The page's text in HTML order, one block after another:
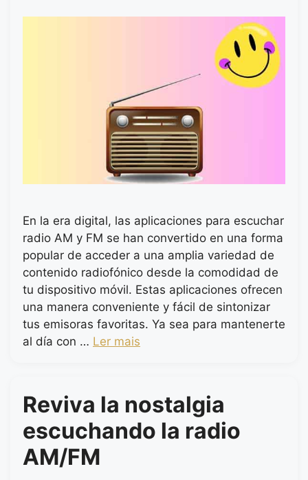
En la era digital, las aplicaciones para escuchar
radio AM y FM se han convertido en una forma
popular de acceder a una amplia variedad de
contenido radiofónico desde la comodidad de
tu dispositivo móvil. Estas aplicaciones ofrecen
una manera conveniente y fácil de sintonizar
tus emisoras favoritas. Ya sea para mantenerte
al día con … Ler mais
Reviva la nostalgia
escuchando la radio
AM/FM